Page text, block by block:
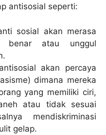
antisosial seperti:
sosial akan merasa
benar atau unggul
akan percaya
dimana mereka
yang memiliki ciri,
atau tidak sesuai
mendiskriminasi
gelap.